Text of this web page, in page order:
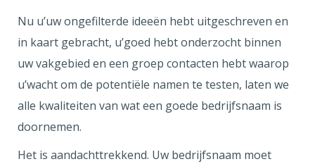
Nu u’uw ongefilterde ideeën hebt uitgeschreven en
in kaart gebracht, u’goed hebt onderzocht binnen
uw vakgebied en een groep contacten hebt waarop
u’wacht om de potentiële namen te testen, laten we
alle kwaliteiten van wat een goede bedrijfsnaam is
doornemen.
Het is aandachttrekkend. Uw bedrijfsnaam moet